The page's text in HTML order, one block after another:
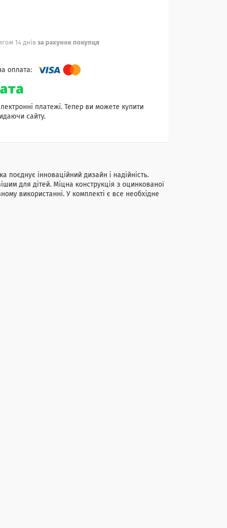
14 днів за рахунок покупця
платежі. Тепер ви можете купити
сайту.
інноваційний дизайн і надійність.
для дітей. Міцна конструкція з оцинкованої
використанні. У комплекті є все необхідне